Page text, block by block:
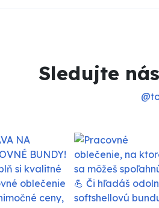
Sledujte